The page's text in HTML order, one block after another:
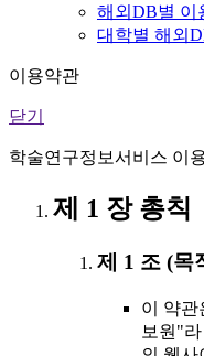
해외DB별 이
대학별 해외
이용약관
닫기
학술연구정보서비스 이
제 1 장 총칙
제 1 조 (목
이 약관
보원"